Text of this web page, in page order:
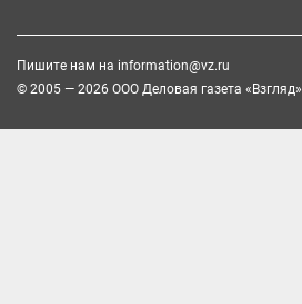
Пишите нам на information@vz.ru
© 2005 — 2026 ООО Деловая газета «Взгляд»